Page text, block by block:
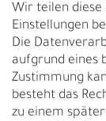
Über uns
Rückgabe
Gürtelgröße messen
Garantie
Wir teilen
Einstellungen
Die
aufgrund eines
Zustimmung
besteht das
zu einem